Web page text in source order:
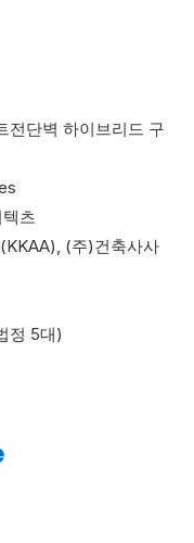
전단벽 하이브리드 구
츠
(주)건축사사
정 5대)